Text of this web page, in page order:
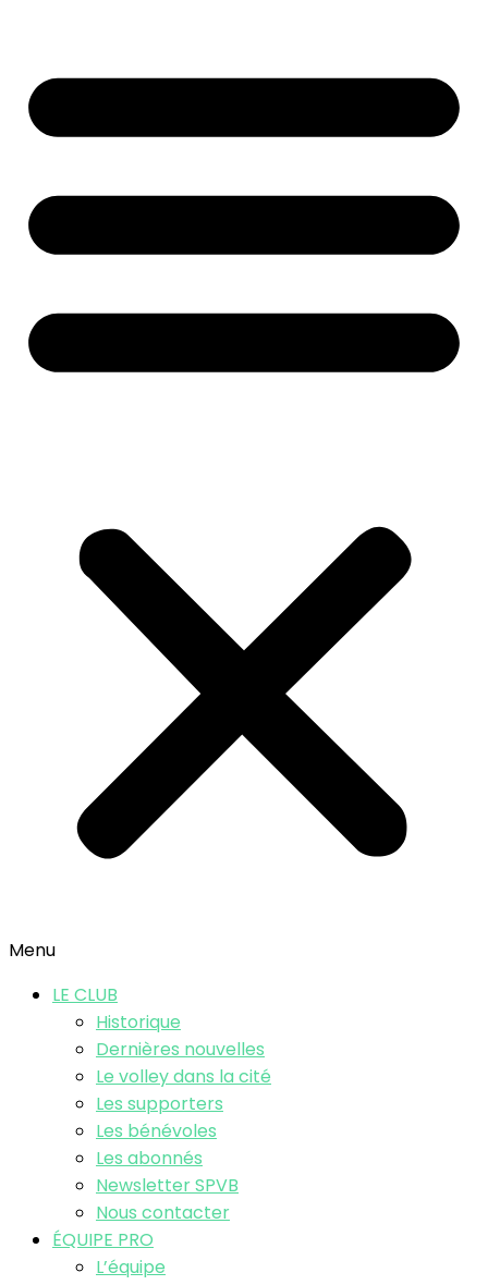
Menu
LE CLUB
Historique
Dernières nouvelles
Le volley dans la cité
Les supporters
Les bénévoles
Les abonnés
Newsletter SPVB
Nous contacter
ÉQUIPE PRO
L’équipe